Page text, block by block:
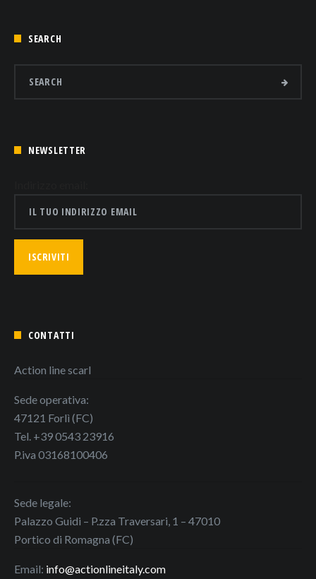
SEARCH
NEWSLETTER
CONTATTI
Action line scarl
Sede operativa:
47121 Forlì (FC)
Tel. +39 0543 23916
P.iva 03168100406
Sede legale:
Palazzo Guidi – P.zza Traversari, 1 – 47010
Portico di Romagna (FC)
Email: info@actionlineitaly.com